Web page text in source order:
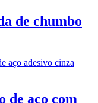
de chumbo
de aço com